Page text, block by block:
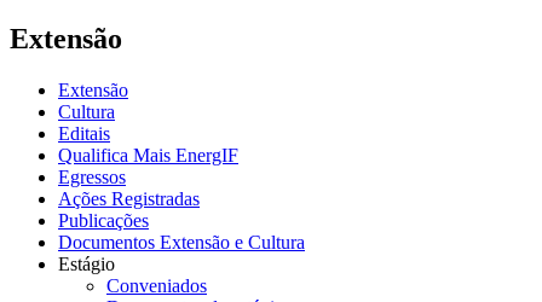
Extensão
Extensão
Cultura
Editais
Qualifica Mais EnergIF
Egressos
Ações Registradas
Publicações
Documentos Extensão e Cultura
Estágio
Conveniados